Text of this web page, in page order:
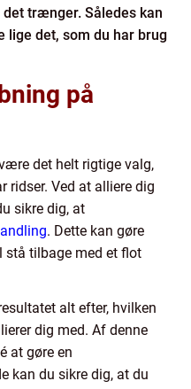
trænger. Således kan
det, som du har brug
på
det helt rigtige valg,
ridser. Ved at alliere dig
sikre dig, at
. Dette kan gøre
stå tilbage med et flot
alt efter, hvilken
dig med. Af denne
at gøre en
kan du sikre dig, at du